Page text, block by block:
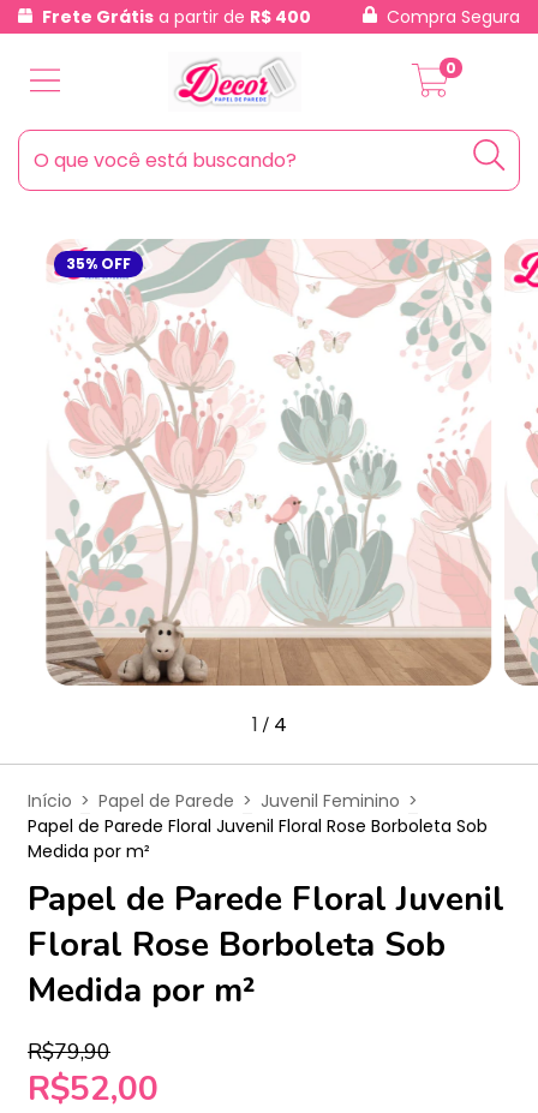
Frete Grátis a partir de R$ 400 Compra Segura
0
35% OFF
1/ 4
Início > Papel de Parede > Juvenil Feminino >
Papel de Parede Floral Juvenil Floral Rose Borboleta Sob
Medida por m²
Papel de Parede Floral Juvenil
Floral Rose Borboleta Sob
Medida por m²
R$79,90
R$52,00